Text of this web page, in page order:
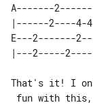
A-------
|------2----4-
E---2-------
|---2-----
That's it! I